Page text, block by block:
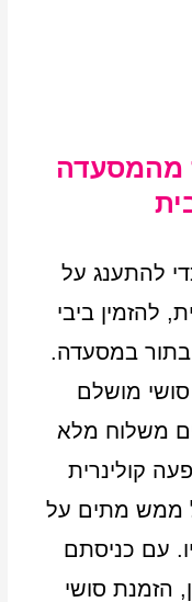
מהמסעדה
להתענג על
להזמין ביבי
בתור במסעדה.
מושלם
משלוח מלא
קולינרית
ממש מתים על
עם כניסתם
הזמנת סושי